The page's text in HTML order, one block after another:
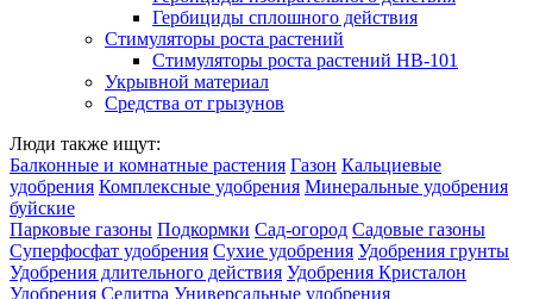
Гербициды сплошного действия
Стимуляторы роста растений
Стимуляторы роста растений HB-101
Укрывной материал
Средства от грызунов
Люди также ищут:
Балконные и комнатные растения Газон Кальциевые
удобрения Комплексные удобрения Минеральные удобрения
буйские
Парковые газоны Подкормки Сад-огород Садовые газоны
Суперфосфат удобрения Сухие удобрения Удобрения грунты
Удобрения длительного действия Удобрения Кристалон
Удобрения Селитра Универсальные удобрения